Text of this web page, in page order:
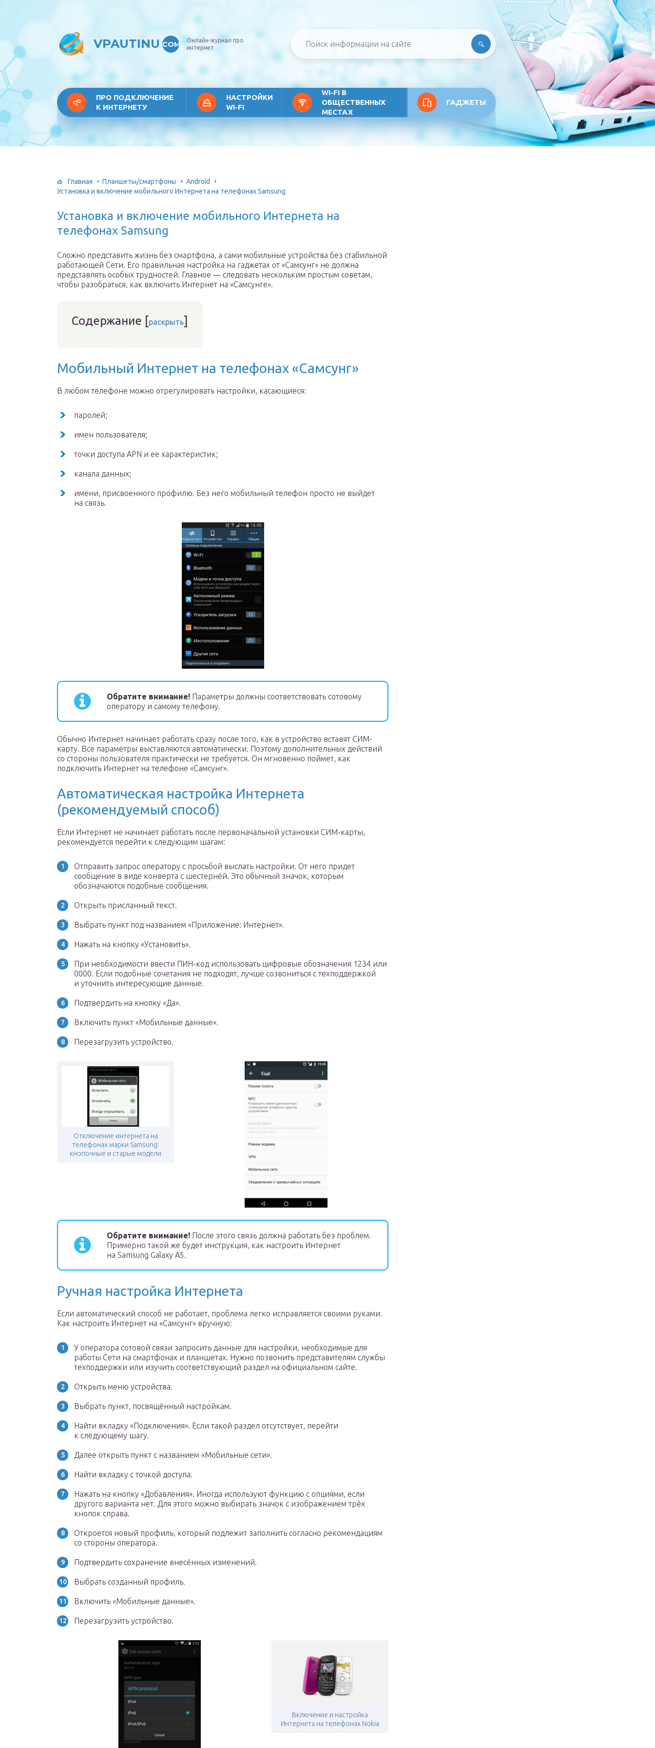
VPAUTINU COM
Онлайн-журнал про
интернет
ПРО ПОДКЛЮЧЕНИЕ
К ИНТЕРНЕТУ
НАСТРОЙКИ
WI-FI
WI-FI В
ОБЩЕСТВЕННЫХ
МЕСТАХ
ГАДЖЕТЫ
Главная Планшеты/смартфоны
Android
Установка и включение мобильного Интернета на телефонах Samsung
Установка и включение мобильного Интернета на
телефонах Samsung
Сложно представить жизнь без смартфона, а сами мобильные устройства без стабильной
работающей Сети. Его правильная настройка на гаджетах от «Самсунг» не должна
представлять особых трудностей. Главное — следовать нескольким простым советам,
чтобы разобраться, как включить Интернет на «Самсунге».
Содержание [раскрыть]
Мобильный Интернет на телефонах «Самсунг»
В любом телефоне можно отрегулировать настройки, касающиеся:
паролей;
имен пользователя;
точки доступа APN и ее характеристик;
канала данных;
имени, присвоенного профилю. Без него мобильный телефон просто не выйдет
на связь.
Обратите внимание! Параметры должны соответствовать сотовому
оператору и самому телефону.
Обычно Интернет начинает работать сразу после того, как в устройство вставят СИМ-
карту. Все параметры выставляются автоматически. Поэтому дополнительных действий
со стороны пользователя практически не требуется. Он мгновенно поймет, как
подключить Интернет на телефоне «Самсунг».
Автоматическая настройка Интернета
(рекомендуемый способ)
Если Интернет не начинает работать после первоначальной установки СИМ-карты,
рекомендуется перейти к следующим шагам:
Отправить запрос оператору с просьбой выслать настройки. От него придет
сообщение в виде конверта с шестернёй. Это обычный значок, которым
обозначаются подобные сообщения.
Открыть присланный текст.
Выбрать пункт под названием «Приложение: Интернет».
Нажать на кнопку «Установить».
При необходимости ввести ПИН-код использовать цифровые обозначения 1234 или
0000. Если подобные сочетания не подходят, лучше созвониться с техподдержкой
и уточнить интересующие данные.
Подтвердить на кнопку «Да».
Включить пункт «Мобильные данные».
Перезагрузить устройство.
Отключение интернета на
телефонах марки Samsung:
кнопочные и старые модели
Обратите внимание! После этого связь должна работать без проблем.
Примерно такой же будет инструкция, как настроить Интернет
на Samsung Galaxy A5.
Ручная настройка Интернета
Если автоматический способ не работает, проблема легко исправляется своими руками.
Как настроить Интернет на «Самсунг» вручную:
У оператора сотовой связи запросить данные для настройки, необходимые для
работы Сети на смартфонах и планшетах. Нужно позвонить представителям службы
техподдержки или изучить соответствующий раздел на официальном сайте.
Открыть меню устройства.
Выбрать пункт, посвящённый настройкам.
Найти вкладку «Подключения». Если такой раздел отсутствует, перейти
к следующему шагу.
Далее открыть пункт с названием «Мобильные сети».
Найти вкладку с точкой доступа.
Нажать на кнопку «Добавления». Иногда используют функцию с опциями, если
другого варианта нет. Для этого можно выбирать значок с изображением трёх
кнопок справа.
Откроется новый профиль, который подлежит заполнить согласно рекомендациям
со стороны оператора.
Подтвердить сохранение внесённых изменений.
Выбрать созданный профиль.
Включить «Мобильные данные».
Перезагрузить устройство.
Включение и настройка
Интернета на телефонах Nokia